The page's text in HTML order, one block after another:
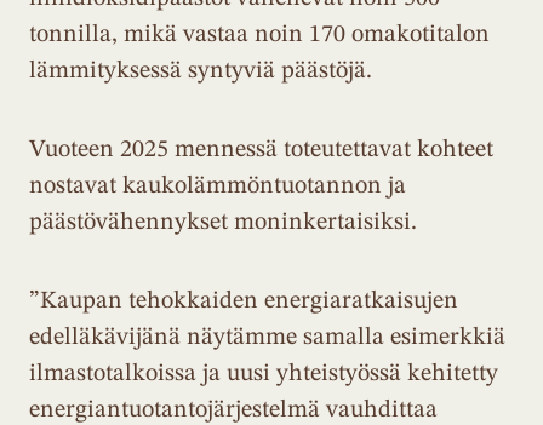
tonnilla, mikä vastaa noin 170 omakotitalon
lämmityksessä syntyviä päästöjä.
Vuoteen 2025 mennessä toteutettavat kohteet
nostavat kaukolämmöntuotannon ja
päästövähennykset moninkertaisiksi.
”Kaupan tehokkaiden energiaratkaisujen
edelläkävijänä näytämme samalla esimerkkiä
ilmastotalkoissa ja uusi yhteistyössä kehitetty
energiantuotantojärjestelmä vauhdittaa